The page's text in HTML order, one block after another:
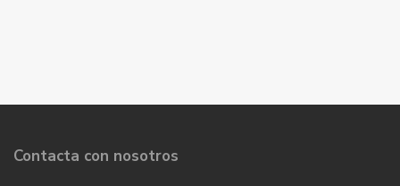
Contacta con nosotros